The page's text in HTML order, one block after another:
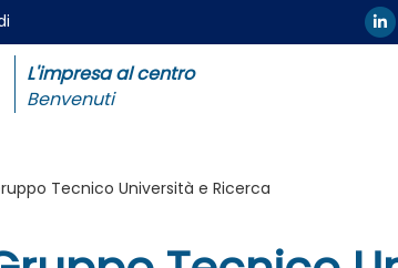
L'impresa al centro
Benvenuti
Tecnico Università e Ricerca